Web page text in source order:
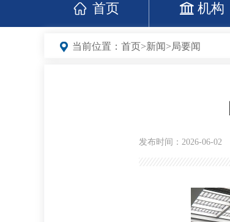
首页 机构
当前位置： 首页>新闻>局要闻
发布时间：2026-06-02